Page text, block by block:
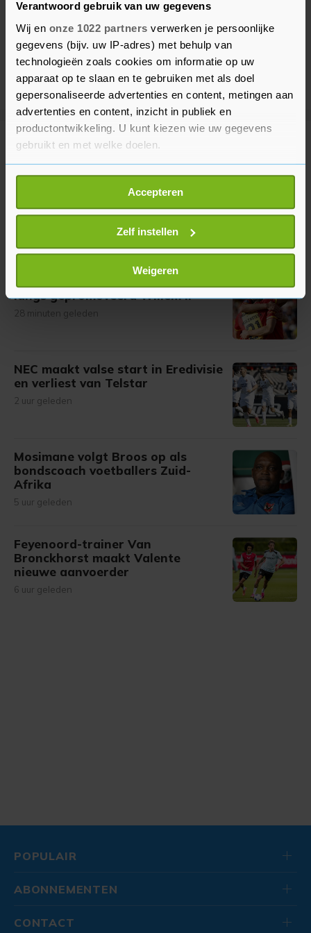
Verantwoord gebruik van uw gegevens
Wij en onze 1022 partners verwerken je persoonlijke
gegevens (bijv. uw IP-adres) met behulp van
technologieën zoals cookies om informatie op uw
apparaat op te slaan en te gebruiken met als doel
gepersonaliseerde advertenties en content, metingen aan
advertenties en content, inzicht in publiek en
productontwikkeling. U kunt kiezen wie uw gegevens
gebruikt en met welke doelen.
Als u het toestaat, willen we ook graag:
Informatie verzamelen over uw geografische
locatie, die tot een paar meter nauwkeurig kan zijn
Uw apparaat identificeren door het actief te
scannen op specifieke eigenschappen (fingerprinting)
Lees meer over hoe uw persoonlijke gegevens worden
verwerkt en stel uw voorkeuren in het
U kunt uw toestemming op elk moment wijzigen of
intrekken in de Cookieverklaring.
bezoek makkelijker en persoonlijker. Op
onze cookiepagina kun je ons cookiebeleid bekijken en je
gemaakte keuze altijd wijzigen of intrekken.
Accepteren
Zelf instellen
Weigeren
Meer uit Voetbal
Voetbalsters PSV naar laatste
voorronde Champions League
langs gepromoveerd Willem II
28 minuten geleden
NEC maakt valse start in Eredivisie
en verliest van Telstar
2 uur geleden
Mosimane volgt Broos op als
bondscoach voetballers Zuid-
Afrika
5 uur geleden
Feyenoord-trainer Van
Bronckhorst maakt Valente
nieuwe aanvoerder
6 uur geleden
POPULAIR
ABONNEMENTEN
CONTACT